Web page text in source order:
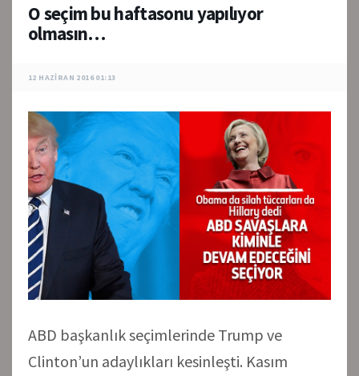
O seçim bu haftasonu yapılıyor
olmasın…
12 HAZIRAN 2016 01:13
ABD başkanlık seçimlerinde Trump ve
Clinton’un adaylıkları kesinleşti. Kasım